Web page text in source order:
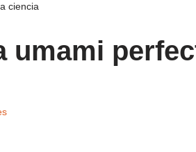
ciencia
umami